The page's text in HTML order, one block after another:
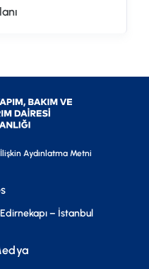
Aydınlatma Metni
– İstanbul